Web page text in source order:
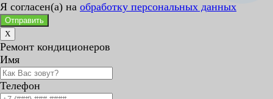
Я согласен(а) на обработку персональных данных
Отправить
X
Ремонт кондиционеров
Имя
Телефон